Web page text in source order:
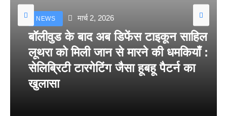
NEWS मार्च 2, 2026
बॉलीवुड के बाद अब डिफेंस टाइकून साहिल
लूथरा को मिली जान से मारने की धमकियाँ :
सेलिब्रिटी टारगेटिंग जैसा हूबहू पैटर्न का
खुलासा